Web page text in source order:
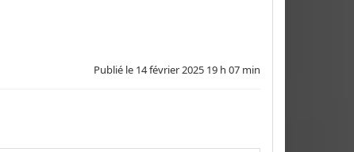
Publié le 14 février 2025 19 h 07 min